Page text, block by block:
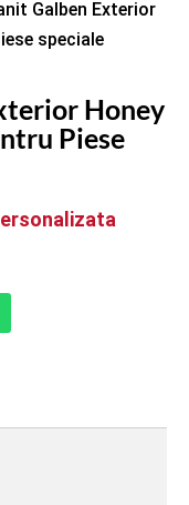
Galben Exterior
speciale
Honey
Piese